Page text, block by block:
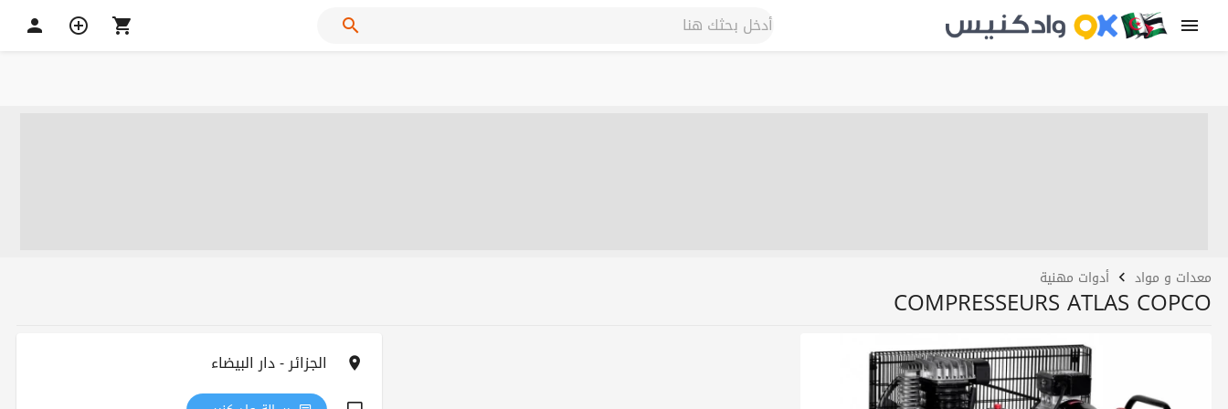
معدات و مواد أدوات مهنية
COMPRESSEURS ATLAS COPCO
الجزائر - دار البيضاء